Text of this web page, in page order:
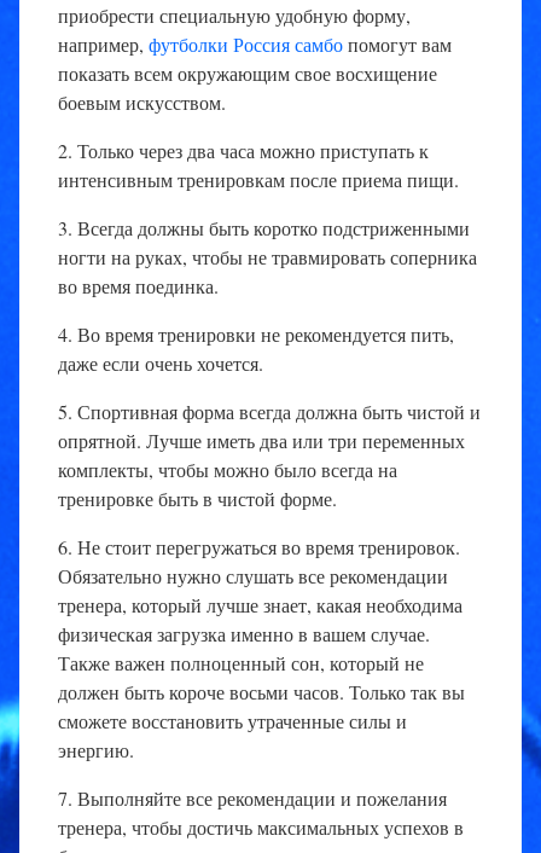
приобрести специальную удобную форму,
например, футболки Россия самбопомогут вам
показать всем окружающим свое восхищение
боевым искусством.
2. Только через два часа можно приступать к
интенсивным тренировкам после приема пищи.
3. Всегда должны быть коротко подстриженными
ногти на руках, чтобы не травмировать соперника
во время поединка.
4. Во время тренировки не рекомендуется пить,
даже если очень хочется.
5. Спортивная форма всегда должна быть чистой и
опрятной. Лучше иметь два или три переменных
комплекты, чтобы можно было всегда на
тренировке быть в чистой форме.
6. Не стоит перегружаться во время тренировок.
Обязательно нужно слушать все рекомендации
тренера, который лучше знает, какая необходима
физическая загрузка именно в вашем случае.
Также важен полноценный сон, который не
должен быть короче восьми часов. Только так вы
сможете восстановить утраченные силы и
энергию.
7. Выполняйте все рекомендации и пожелания
тренера, чтобы достичь максимальных успехов в